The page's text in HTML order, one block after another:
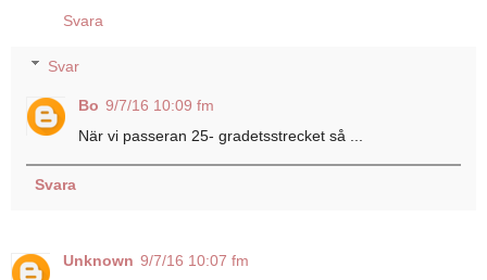
Svara
Svar
Bo 9/7/16 10:09 fm
När vi passeran 25- gradetsstrecket så ...
Svara
Unknown 9/7/16 10:07 fm